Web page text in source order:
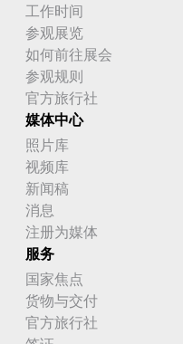
工作时间
参观展览
如何前往展会
参观规则
官方旅行社
媒体中心
照片库
视频库
新闻稿
消息
注册为媒体
服务
国家焦点
货物与交付
官方旅行社